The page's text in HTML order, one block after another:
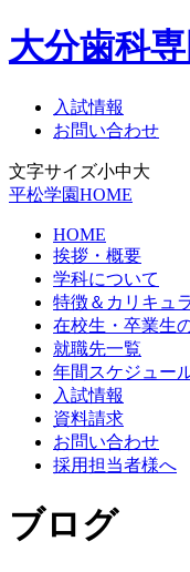
大分歯科
入試情報
お問い合わせ
文字サイズ小中大
平松学園HOME
HOME
挨拶・概要
学科について
特徴＆カリキュ
在校生・卒業生
就職先一覧
年間スケジュー
入試情報
資料請求
お問い合わせ
採用担当者様へ
ブログ